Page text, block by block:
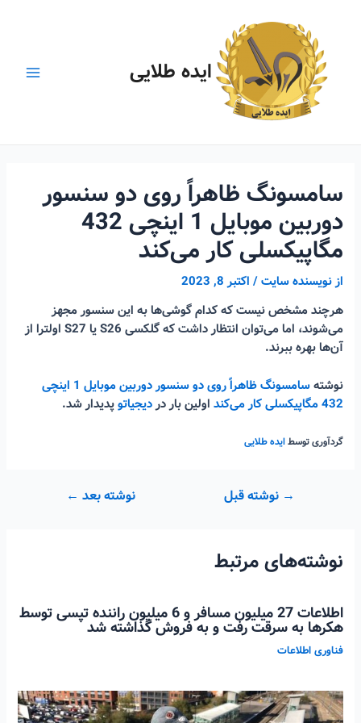
ایده طلایی
سامسونگ ظاهراً روی دو سنسور
دوربین موبایل 1 اینچی 432
مگاپیکسلی کار می‌کند
ازنویسنده سایت/ اکتبر 8, 2023
هرچند مشخص نیست که کدام گوشی‌ها به این سنسور مجهز
می‌شوند، اما می‌توان انتظار داشت که گلکسی S26 یا S27 اولترا از
آن‌ها بهره ببرند.
نوشته
سامسونگ ظاهراً روی دو سنسور دوربین موبایل 1 اینچی
432 مگاپیکسلی کار می‌کند
اولین بار دردیجیاتوپدیدار شد.
گردآوری توسطایده طلایی
راهبری
→ نوشته قبل نوشته بعد ←
نوشته‌های مرتبط
اطلاعات 27 میلیون مسافر و 6 میلیون راننده تپسی توسط
هکرها به سرقت رفت و به فروش گذاشته شد
فناوری اطلاعات